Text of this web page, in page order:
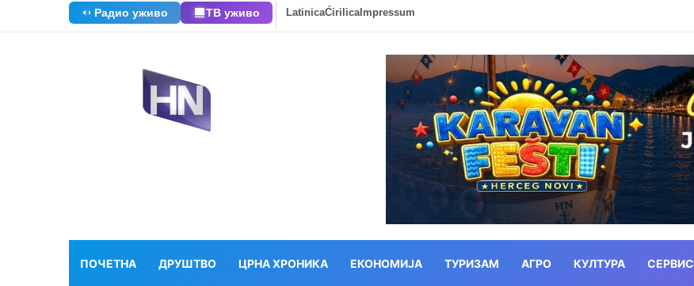
Радио уживо ТВ уживо LatinicaĆirilicaImpressum
ПОЧЕТНА ДРУШТВО ЦРНА ХРОНИКА ЕКОНОМИЈА ТУРИЗАМ АГРО КУЛТУРА СЕРВИС